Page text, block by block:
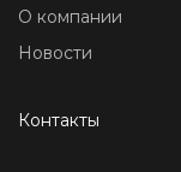
О компании
Новости
Контакты